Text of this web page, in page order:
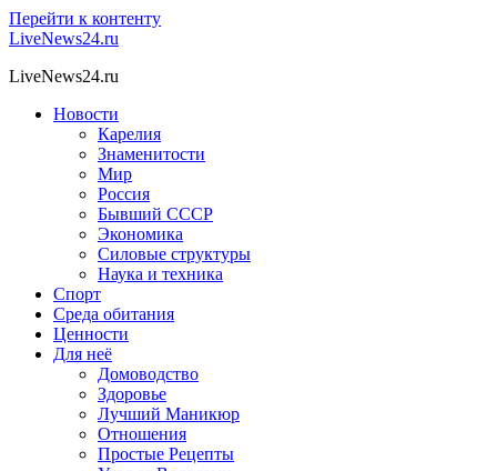
Перейти к контенту
LiveNews24.ru
LiveNews24.ru
Новости
Карелия
Знаменитости
Мир
Россия
Бывший СССР
Экономика
Силовые структуры
Наука и техника
Спорт
Среда обитания
Ценности
Для неё
Домоводство
Здоровье
Лучший Маникюр
Отношения
Простые Рецепты